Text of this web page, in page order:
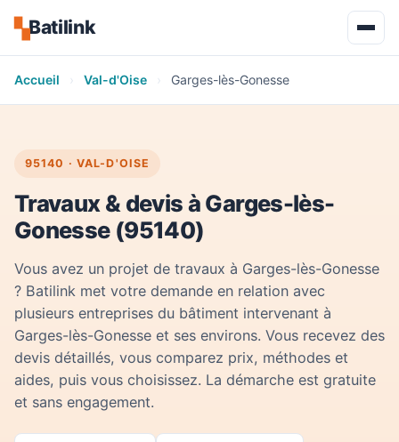
▚Batilink
Accueil › Val-d'Oise › Garges-lès-Gonesse
95140 · VAL-D'OISE
Travaux & devis à Garges-lès-
Gonesse (95140)
Vous avez un projet de travaux à Garges-lès-Gonesse
? Batilink met votre demande en relation avec
plusieurs entreprises du bâtiment intervenant à
Garges-lès-Gonesse et ses environs. Vous recevez des
devis détaillés, vous comparez prix, méthodes et
aides, puis vous choisissez. La démarche est gratuite
et sans engagement.